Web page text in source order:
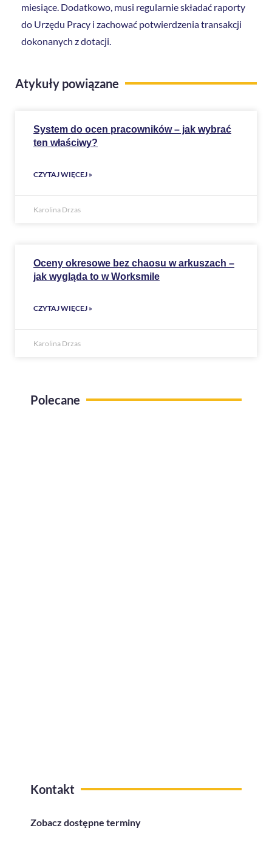
miesiące. Dodatkowo, musi regularnie składać raporty
do Urzędu Pracy i zachować potwierdzenia transakcji
dokonanych z dotacji.
Atykuły powiązane
System do ocen pracowników – jak wybrać
ten właściwy?
CZYTAJ WIĘCEJ »
Karolina Drzas
Oceny okresowe bez chaosu w arkuszach –
jak wygląda to w Worksmile
CZYTAJ WIĘCEJ »
Karolina Drzas
Polecane
Kontakt
Zobacz dostępne terminy